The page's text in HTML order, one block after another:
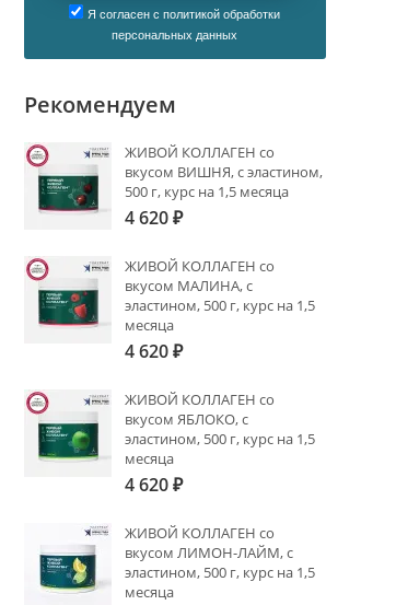
Я согласен с политикой обработки
персональных данных
Рекомендуем
ЖИВОЙ КОЛЛАГЕН со
вкусом ВИШНЯ, с эластином,
500 г, курс на 1,5 месяца
4 620₽
ЖИВОЙ КОЛЛАГЕН со
вкусом МАЛИНА, с
эластином, 500 г, курс на 1,5
месяца
4 620₽
ЖИВОЙ КОЛЛАГЕН со
вкусом ЯБЛОКО, с
эластином, 500 г, курс на 1,5
месяца
4 620₽
ЖИВОЙ КОЛЛАГЕН со
вкусом ЛИМОН-ЛАЙМ, с
эластином, 500 г, курс на 1,5
месяца